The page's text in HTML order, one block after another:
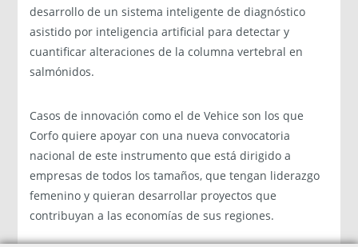
desarrollo de un sistema inteligente de diagnóstico
asistido por inteligencia artificial para detectar y
cuantificar alteraciones de la columna vertebral en
salmónidos.
Casos de innovación como el de Vehice son los que
Corfo quiere apoyar con una nueva convocatoria
nacional de este instrumento que está dirigido a
empresas de todos los tamaños, que tengan liderazgo
femenino y quieran desarrollar proyectos que
contribuyan a las economías de sus regiones.